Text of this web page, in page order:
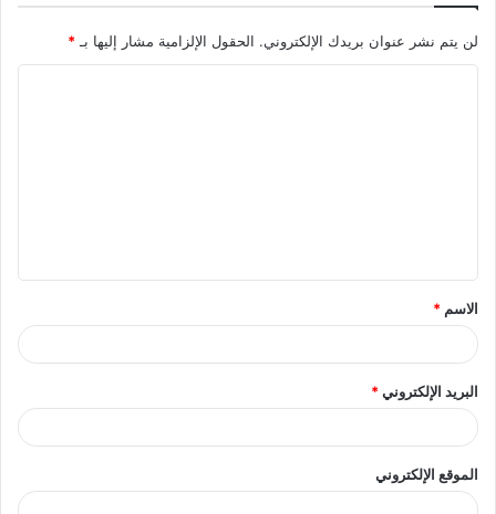
لن يتم نشر عنوان بريدك الإلكتروني. الحقول الإلزامية مشار إليها بـ*
ق
*
الاسم *
البريد الإلكتروني*
الموقع الإلكتروني